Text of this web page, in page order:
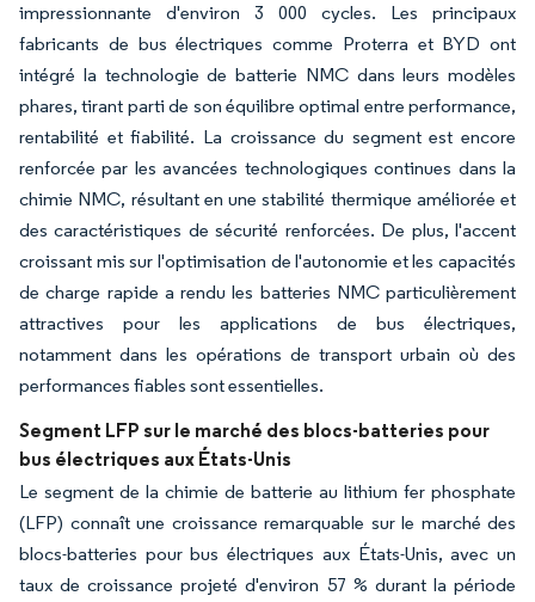
impressionnante d'environ 3 000 cycles. Les principaux
fabricants de bus électriques comme Proterra et BYD ont
intégré la technologie de batterie NMC dans leurs modèles
phares, tirant parti de son équilibre optimal entre performance,
rentabilité et fiabilité. La croissance du segment est encore
renforcée par les avancées technologiques continues dans la
chimie NMC, résultant en une stabilité thermique améliorée et
des caractéristiques de sécurité renforcées. De plus, l'accent
croissant mis sur l'optimisation de l'autonomie et les capacités
de charge rapide a rendu les batteries NMC particulièrement
attractives pour les applications de bus électriques,
notamment dans les opérations de transport urbain où des
performances fiables sont essentielles.
Segment LFP sur le marché des blocs-batteries pour
bus électriques aux États-Unis
Le segment de la chimie de batterie au lithium fer phosphate
(LFP) connaît une croissance remarquable sur le marché des
blocs-batteries pour bus électriques aux États-Unis, avec un
taux de croissance projeté d'environ 57 % durant la période